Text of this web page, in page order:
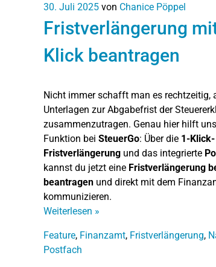
30. Juli 2025 von Chanice Pöppel
Fristverlängerung
Klick beantragen
Nicht immer schafft man es rechtzeitig,
Unterlagen zur Abgabefrist der
zusammenzutragen. Genau hier hilft
Funktion bei SteuerGo: Über die 1-Klick-
Fristverlängerung und das integrierte
kannst du jetzt eine Fristverlängerung
beantragen und direkt mit dem
kommunizieren.
Weiterlesen »
Feature, Finanzamt, Fristverlängerung,
Postfach